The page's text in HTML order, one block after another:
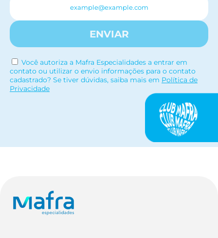
ENVIAR
Você autoriza a Mafra Especialidades a entrar em
contato ou utilizar o envio informações para o contato
cadastrado? Se tiver dúvidas, saiba mais em Política de
Privacidade